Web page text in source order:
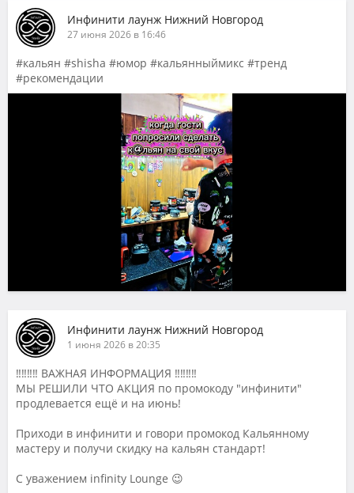
Инфинити лаунж Нижний Новгород
27 июня 2026 в 16:46
#кальян #shisha #юмор #кальянныймикс #тренд
#рекомендации
Инфинити лаунж Нижний Новгород
1 июня 2026 в 20:35
‼️‼️‼️‼️ ВАЖНАЯ ИНФОРМАЦИЯ ‼️‼️‼️‼️
МЫ РЕШИЛИ ЧТО АКЦИЯ по промокоду "инфинити"
продлевается ещё и на июнь!
Приходи в инфинити и говори промокод Кальянному
мастеру и получи скидку на кальян стандарт!
С уважением infinity Lounge 😉